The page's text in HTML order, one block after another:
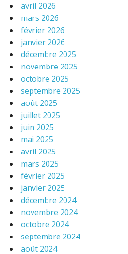
avril 2026
mars 2026
février 2026
janvier 2026
décembre 2025
novembre 2025
octobre 2025
septembre 2025
août 2025
juillet 2025
juin 2025
mai 2025
avril 2025
mars 2025
février 2025
janvier 2025
décembre 2024
novembre 2024
octobre 2024
septembre 2024
août 2024